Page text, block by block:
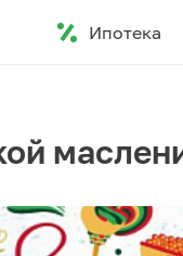
Ипотека